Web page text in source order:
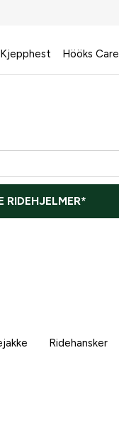
Kjepphest Hööks Care
Ridehansker